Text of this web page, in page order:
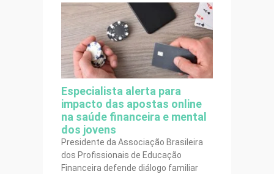
Especialista alerta para
impacto das apostas online
na saúde financeira e mental
dos jovens
Presidente da Associação Brasileira
dos Profissionais de Educação
Financeira defende diálogo familiar